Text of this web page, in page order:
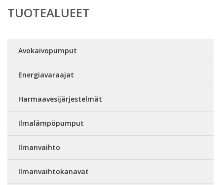
TUOTEALUEET
Avokaivopumput
Energiavaraajat
Harmaavesijärjestelmät
Ilmalämpöpumput
Ilmanvaihto
Ilmanvaihtokanavat